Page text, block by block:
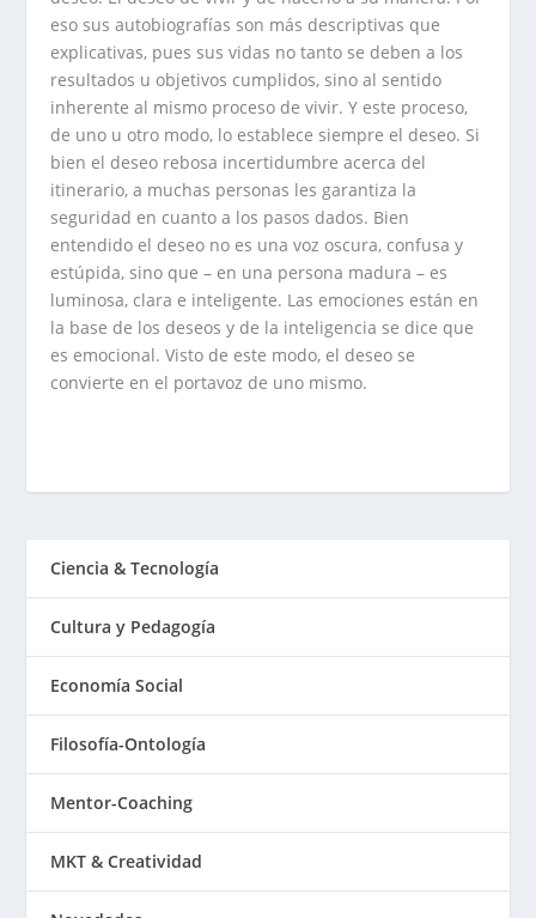
eso sus autobiografías son más descriptivas que
explicativas, pues sus vidas no tanto se deben a los
resultados u objetivos cumplidos, sino al sentido
inherente al mismo proceso de vivir. Y este proceso,
de uno u otro modo, lo establece siempre el deseo. Si
bien el deseo rebosa incertidumbre acerca del
itinerario, a muchas personas les garantiza la
seguridad en cuanto a los pasos dados. Bien
entendido el deseo no es una voz oscura, confusa y
estúpida, sino que – en una persona madura – es
luminosa, clara e inteligente. Las emociones están en
la base de los deseos y de la inteligencia se dice que
es emocional. Visto de este modo, el deseo se
convierte en el portavoz de uno mismo.
Ciencia & Tecnología
Cultura y Pedagogía
Economía Social
Filosofía-Ontología
Mentor-Coaching
MKT & Creatividad